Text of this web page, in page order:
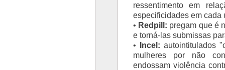
ressentimento em
especificidades em cada
• Redpill: pregam que é
e torná-las submissas
• Incel: autointitulados
mulheres por não
endossam violência